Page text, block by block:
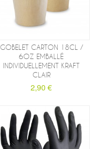
GOBELET CARTON 18CL /
6OZ EMBALLÉ
INDIVIDUELLEMENT KRAFT
CLAIR
2,90 €